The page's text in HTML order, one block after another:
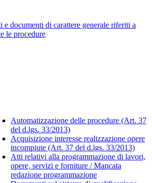
e documenti di carattere generale riferiti a
le procedure
Automatizzazione delle procedure (Art. 37
del d.lgs. 33/2013)
Acquisizione interesse realizzazione opere
incompiute (Art. 37 del d.lgs. 33/2013)
Atti relativi alla programmazione di lavori,
opere, servizi e forniture / Mancata
redazione programmazione